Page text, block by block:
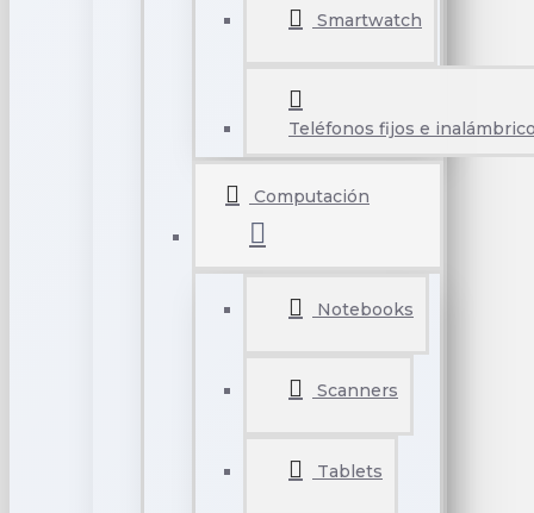
Smartwatch
Teléfonos fijos e
Computación
Notebooks
Scanners
Tablets